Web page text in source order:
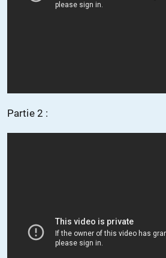
Partie 2 :